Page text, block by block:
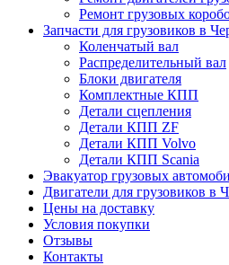
Ремонт грузовых
Запчасти для грузовиков в
Коленчатый вал
Распределительный вал
Блоки двигателя
Комплектные КПП
Детали сцепления
Детали КПП ZF
Детали КПП Volvo
Детали КПП Scania
Эвакуатор грузовых
Двигатели для грузовиков в
Цены на доставку
Условия покупки
Отзывы
Контакты